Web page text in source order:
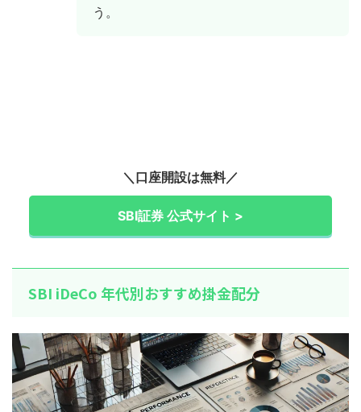
う。
＼口座開設は無料／
SBI証券 公式サイト >
SBI iDeCo 年代別おすすめ掛金配分